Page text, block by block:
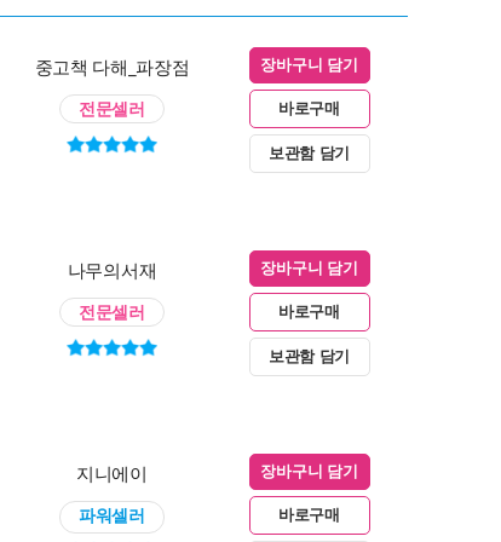
중고책 다해_파장점
전문셀러
장바구니 담기
바로구매
보관함 담기
나무의서재
전문셀러
장바구니 담기
바로구매
보관함 담기
지니에이
파워셀러
장바구니 담기
바로구매